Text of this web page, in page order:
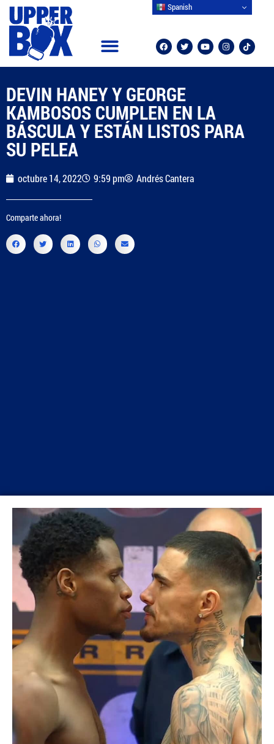
DEVIN HANEY Y GEORGE
KAMBOSOS CUMPLEN EN LA
BÁSCULA Y ESTÁN LISTOS PARA
SU PELEA
octubre 14, 2022 9:59 pm Andrés Cantera
Comparte ahora!
Spanish